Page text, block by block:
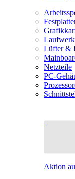
Lüfter &
Netzteile
PC-
Aktion